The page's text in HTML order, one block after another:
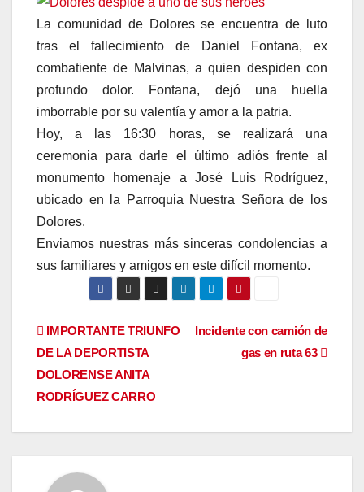
La comunidad de Dolores se encuentra de luto
tras el fallecimiento de Daniel Fontana, ex
combatiente de Malvinas, a quien despiden con
profundo dolor. Fontana, dejó una huella
imborrable por su valentía y amor a la patria.
Hoy, a las 16:30 horas, se realizará una
ceremonia para darle el último adiós frente al
monumento homenaje a José Luis Rodríguez,
ubicado en la Parroquia Nuestra Señora de los
Dolores.
Enviamos nuestras más sinceras condolencias a
sus familiares y amigos en este difícil momento.
Navegación
de
entradas
Incidente con camión de
gas en ruta 63
IMPORTANTE TRIUNFO
DE LA DEPORTISTA
DOLORENSE ANITA
RODRÍGUEZ CARRO